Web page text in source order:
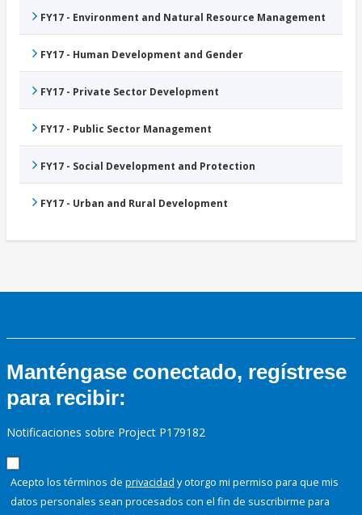
FY17 - Environment and Natural Resource Management
FY17 - Human Development and Gender
FY17 - Private Sector Development
FY17 - Public Sector Management
FY17 - Social Development and Protection
FY17 - Urban and Rural Development
Manténgase conectado, regístrese
para recibir:
Notificaciones sobre Project P179182
Acepto los términos de privacidad y otorgo mi permiso para que mis
datos personales sean procesados con el fin de suscribirme para